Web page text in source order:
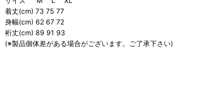
着丈(cm) 73 75 77
身幅(cm) 62 67 72
裄丈(cm) 89 91 93
(※製品個体差がある場合がございます。ご了承下さい)